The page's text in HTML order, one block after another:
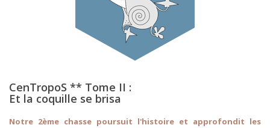
CenTropoS ** Tome II :
Et la coquille se brisa
Notre 2ème chasse poursuit l'histoire et approfondit les